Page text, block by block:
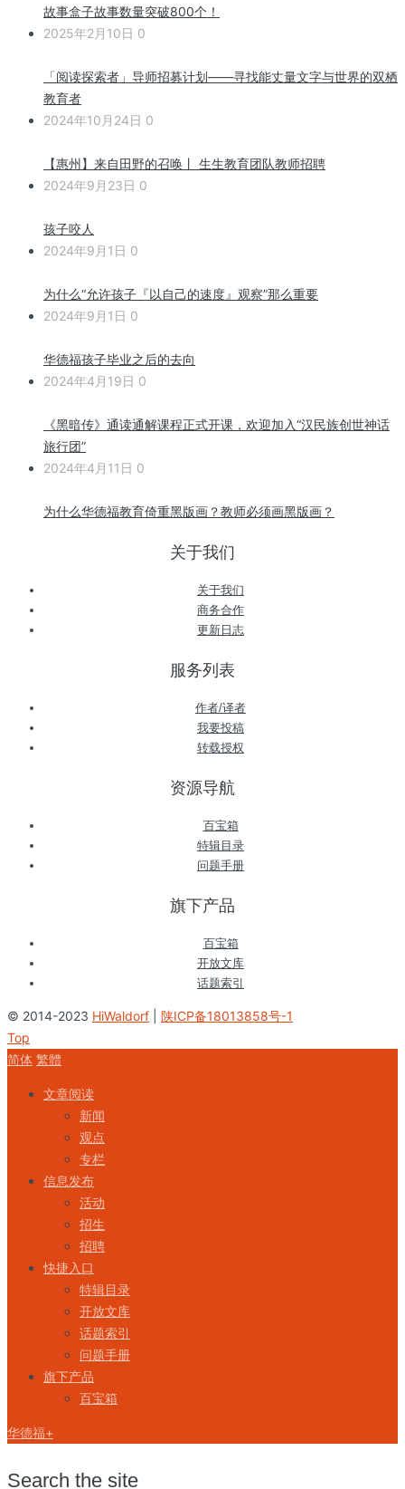
故事盒子故事数量突破800个！
2025年2月10日 0
「阅读探索者」导师招募计划——寻找能丈量文字与世界的双栖
教育者
2024年10月24日 0
【惠州】来自田野的召唤丨 生生教育团队教师招聘
2024年9月23日 0
孩子咬人
2024年9月1日 0
为什么“允许孩子『以自己的速度』观察”那么重要
2024年9月1日 0
华德福孩子毕业之后的去向
2024年4月19日 0
《黑暗传》通读通解课程正式开课，欢迎加入“汉民族创世神话
旅行团”
2024年4月11日 0
为什么华德福教育倚重黑版画？教师必须画黑版画？
关于我们
关于我们
商务合作
更新日志
服务列表
作者/译者
我要投稿
转载授权
资源导航
百宝箱
特辑目录
问题手册
旗下产品
百宝箱
开放文库
话题索引
© 2014-2023 HiWaldorf
陕ICP备18013858号-1
Top
简体 繁體
文章阅读
新闻
观点
专栏
信息发布
活动
招生
招聘
快捷入口
特辑目录
开放文库
话题索引
问题手册
旗下产品
百宝箱
华德福+
Search the site